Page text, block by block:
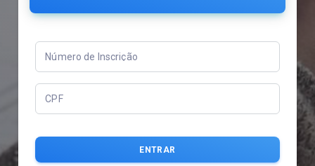
Número de Inscrição
CPF
ENTRAR